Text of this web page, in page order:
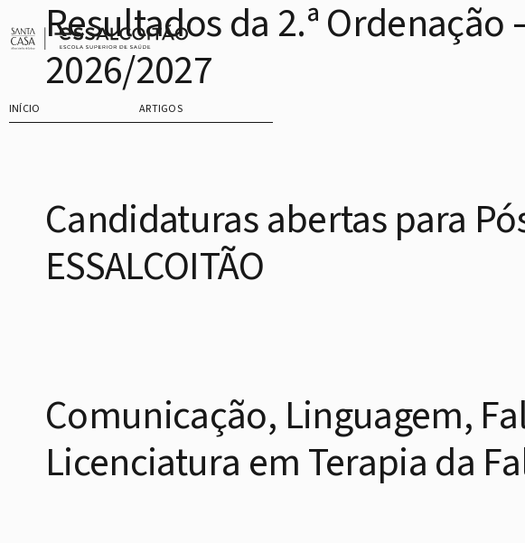
para
conteúdo
INÍCIO ARTIGOS
Resultados da 2.ª
2026/2027
Candidaturas abertas para
ESSALCOITÃO
Comunicação, Linguagem,
Licenciatura em Terapia da